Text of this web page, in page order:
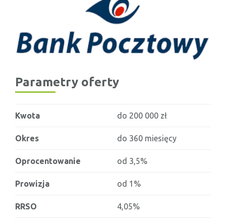
Parametry oferty
Kwota do 200 000 zł
Okres do 360 miesięcy
Oprocentowanie od 3,5%
Prowizja od 1%
RRSO 4,05%